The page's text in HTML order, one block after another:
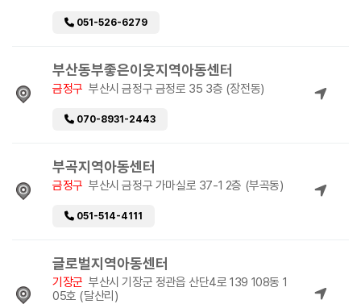
051-526-6279
부산동부좋은이웃지역아동센터
금정구 부산시 금정구 금정로 35 3층 (장전동)
070-8931-2443
부곡지역아동센터
금정구 부산시 금정구 가마실로 37-1 2층 (부곡동)
051-514-4111
글로벌지역아동센터
기장군 부산시 기장군 정관읍 산단4로 139 108동 1
05호 (달산리)